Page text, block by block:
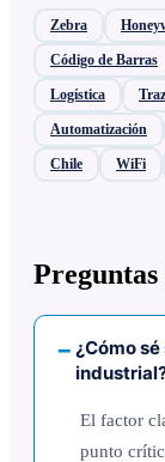
Zebra
Código de Barras
Logística
Automatización
Chile WiFi
¿Cómo
El factor
punto